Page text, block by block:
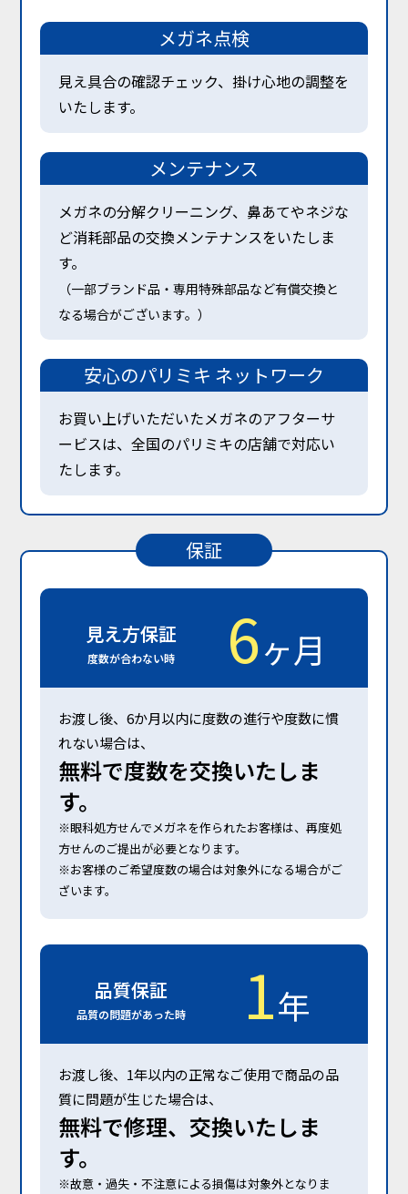
メガネ点検
見え具合の確認チェック、掛け心地の調整を
いたします。
メンテナンス
メガネの分解クリーニング、鼻あてやネジな
ど消耗部品の交換メンテナンスをいたしま
す。
（一部ブランド品・専用特殊部品など有償交換と
なる場合がございます。）
安心のパリミキ ネットワーク
お買い上げいただいたメガネのアフターサ
ービスは、全国のパリミキの店舗で対応い
たします。
保証
見え方保証
度数が合わない時 6ヶ月
お渡し後、6か⽉以内に度数の進⾏や度数に慣
れない場合は、
無料で度数を交換いたしま
す。
※眼科処⽅せんでメガネを作られたお客様は、再度処
⽅せんのご提出が必要となります。
※お客様のご希望度数の場合は対象外になる場合がご
ざいます。
品質保証
品質の問題があった時 1年
お渡し後、1年以内の正常なご使⽤で商品の品
質に問題が⽣じた場合は、
無料で修理、交換いたしま
す。
※故意・過失・不注意による損傷は対象外となりま